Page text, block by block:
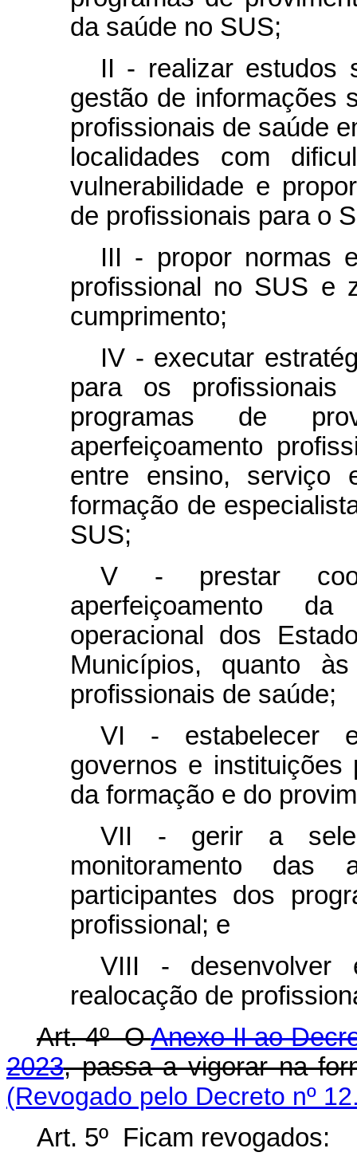
da saúde no SUS;
II - realizar estudos
gestão de informações
profissionais de saúde
localidades com
vulnerabilidade e
de profissionais para o
III - propor normas
profissional no SUS e
cumprimento;
IV - executar
para os
programas de
aperfeiçoamento
entre ensino, serviço
formação de
SUS;
V - prestar
aperfeiçoamento
operacional dos
Municípios, quanto
profissionais de saúde;
VI - estabelecer
governos e
da formação e do
VII - gerir a
monitoramento das
participantes dos
profissional; e
VIII - desenvolver
realocação de
Art. 4º OAnexo II ao
2023, passa a vigorar na
(Revogado pelo Decreto nº
Art. 5º Ficam revogados: